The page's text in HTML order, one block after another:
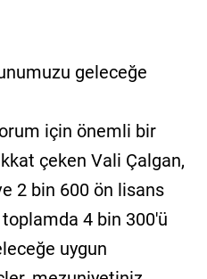
geleceğe
için önemli bir
çeken Vali Çalgan,
2 bin 600 ön lisans
4 bin 300'ü
uygun